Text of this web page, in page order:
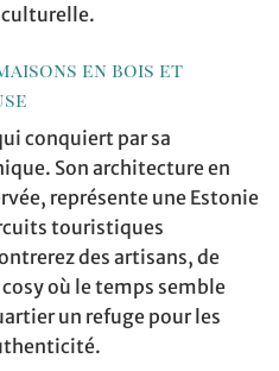
en bois et
conquiert par sa
Son architecture en
représente une Estonie
touristiques
des artisans, de
où le temps semble
un refuge pour les